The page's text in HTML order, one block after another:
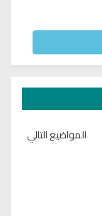
المواضيع التالي